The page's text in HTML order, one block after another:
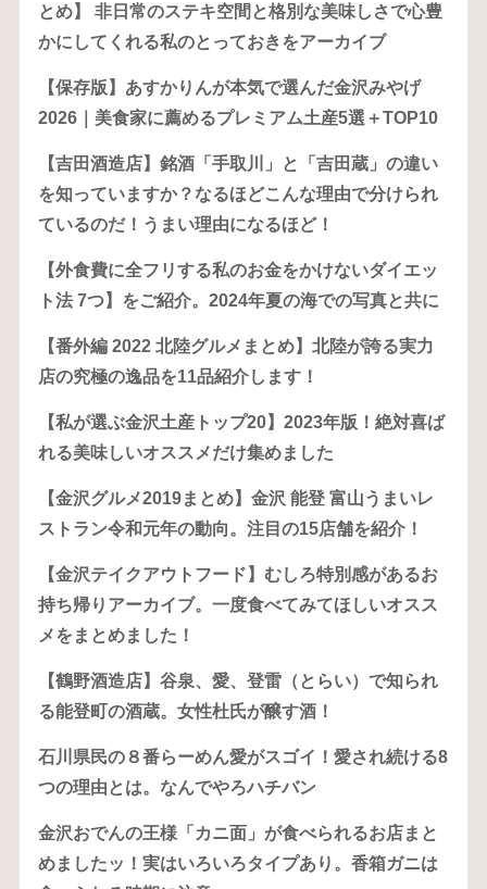
とめ】 非日常のステキ空間と格別な美味しさで心豊
かにしてくれる私のとっておきをアーカイブ
【保存版】あすかりんが本気で選んだ金沢みやげ
2026｜美食家に薦めるプレミアム土産5選＋TOP10
【吉田酒造店】銘酒「手取川」と「吉田蔵」の違い
を知っていますか？なるほどこんな理由で分けられ
ているのだ！うまい理由になるほど！
【外食費に全フリする私のお金をかけないダイエッ
ト法 7つ】をご紹介。2024年夏の海での写真と共に
【番外編 2022 北陸グルメまとめ】北陸が誇る実力
店の究極の逸品を11品紹介します！
【私が選ぶ金沢土産トップ20】2023年版！絶対喜ば
れる美味しいオススメだけ集めました
【金沢グルメ2019まとめ】金沢 能登 富山うまいレ
ストラン令和元年の動向。注目の15店舗を紹介！
【金沢テイクアウトフード】むしろ特別感があるお
持ち帰りアーカイブ。一度食べてみてほしいオスス
メをまとめました！
【鶴野酒造店】谷泉、愛、登雷（とらい）で知られ
る能登町の酒蔵。女性杜氏が醸す酒！
石川県民の８番らーめん愛がスゴイ！愛され続ける8
つの理由とは。なんでやろハチバン
金沢おでんの王様「カニ面」が食べられるお店まと
めましたッ！実はいろいろタイプあり。香箱ガニは